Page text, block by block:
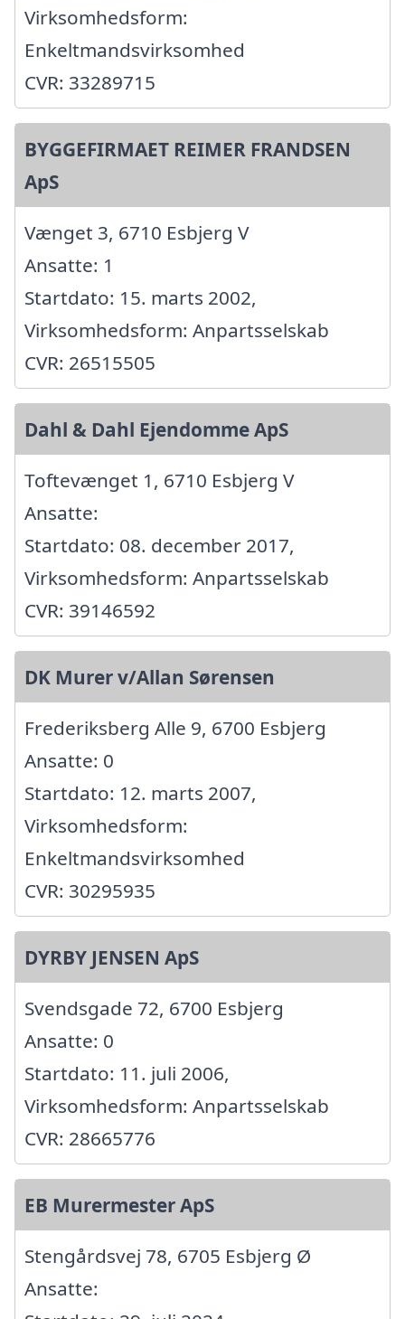
Virksomhedsform:
Enkeltmandsvirksomhed
CVR: 33289715
BYGGEFIRMAET REIMER FRANDSEN
ApS
Vænget 3, 6710 Esbjerg V
Ansatte: 1
Startdato: 15. marts 2002,
Virksomhedsform: Anpartsselskab
CVR: 26515505
Dahl & Dahl Ejendomme ApS
Toftevænget 1, 6710 Esbjerg V
Ansatte:
Startdato: 08. december 2017,
Virksomhedsform: Anpartsselskab
CVR: 39146592
DK Murer v/Allan Sørensen
Frederiksberg Alle 9, 6700 Esbjerg
Ansatte: 0
Startdato: 12. marts 2007,
Virksomhedsform:
Enkeltmandsvirksomhed
CVR: 30295935
DYRBY JENSEN ApS
Svendsgade 72, 6700 Esbjerg
Ansatte: 0
Startdato: 11. juli 2006,
Virksomhedsform: Anpartsselskab
CVR: 28665776
EB Murermester ApS
Stengårdsvej 78, 6705 Esbjerg Ø
Ansatte: